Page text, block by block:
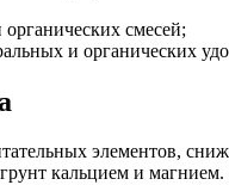
смесей;
и органических
элементов,
кальцием и